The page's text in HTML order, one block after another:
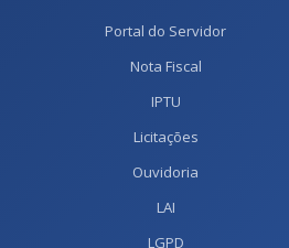
Portal do Servidor
Nota Fiscal
IPTU
Licitações
Ouvidoria
LAI
LGPD